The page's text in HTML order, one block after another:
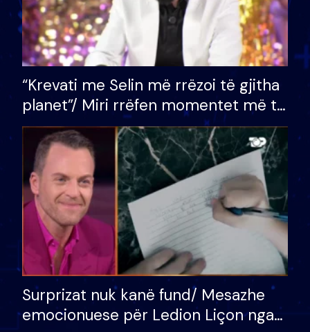
“Krevati me Selin më rrëzoi të gjitha
planet”/ Miri rrëfen momentet më të
bukura në shtëpinë e BB VIP: Do më
mungojë zilja e mëngjesit kur…
Surprizat nuk kanë fund/ Mesazhe
emocionuese për Ledion Liçon nga